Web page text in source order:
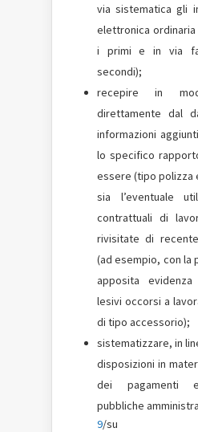
via sistematica gli
elettronica
i primi e in via
secondi);
recepire in
direttamente dal
informazioni
lo specifico
essere (tipo polizza
sia l’eventuale
contrattuali di
rivisitate di
(ad esempio, con la
apposita
lesivi occorsi a
di tipo accessorio);
sistematizzare, in
disposizioni in
dei pagamenti
pubbliche
9/su